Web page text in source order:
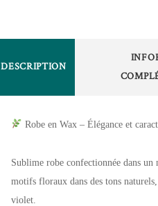
DESCRIPTION
Robe en Wax – Élégance et
Sublime robe confectionnée dans
motifs floraux dans des tons naturels,
violet.